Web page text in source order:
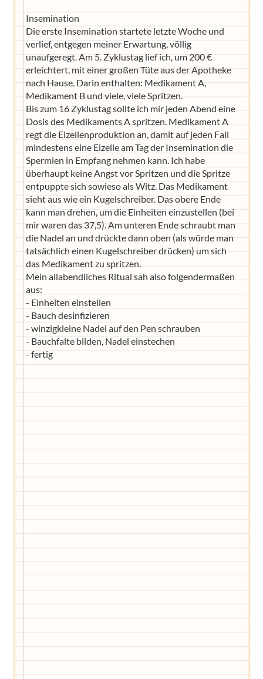
Insemination
Die erste Insemination startete letzte Woche und
verlief, entgegen meiner Erwartung, völlig
unaufgeregt. Am 5. Zyklustag lief ich, um 200 €
erleichtert, mit einer großen Tüte aus der Apotheke
nach Hause. Darin enthalten: Medikament A,
Medikament B und viele, viele Spritzen.
Bis zum 16 Zyklustag sollte ich mir jeden Abend eine
Dosis des Medikaments A spritzen. Medikament A
regt die Eizellenproduktion an, damit auf jeden Fall
mindestens eine Eizelle am Tag der Insemination die
Spermien in Empfang nehmen kann. Ich habe
überhaupt keine Angst vor Spritzen und die Spritze
entpuppte sich sowieso als Witz. Das Medikament
sieht aus wie ein Kugelschreiber. Das obere Ende
kann man drehen, um die Einheiten einzustellen (bei
mir waren das 37,5). Am unteren Ende schraubt man
die Nadel an und drückte dann oben (als würde man
tatsächlich einen Kugelschreiber drücken) um sich
das Medikament zu spritzen.
Mein allabendliches Ritual sah also folgendermaßen
aus:
- Einheiten einstellen
- Bauch desinfizieren
- winzigkleine Nadel auf den Pen schrauben
- Bauchfalte bilden, Nadel einstechen
- fertig